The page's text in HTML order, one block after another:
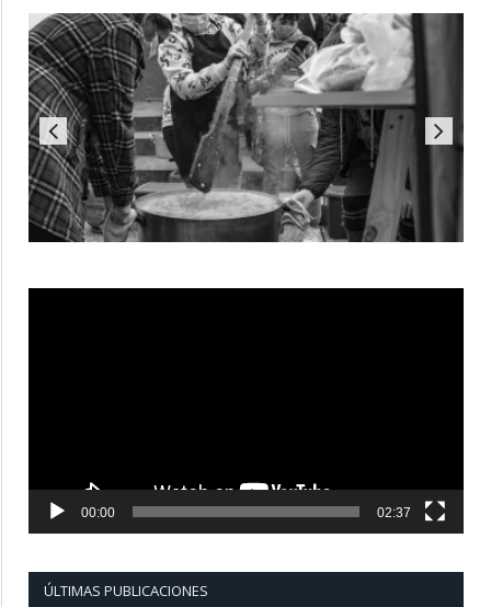
00:00 02:37
ÚLTIMAS PUBLICACIONES